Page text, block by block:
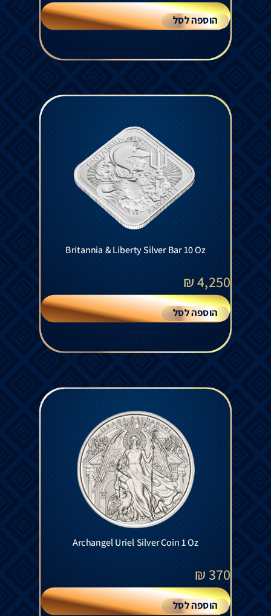
הוספה לסל
Britannia & Liberty Silver Bar 10 Oz
4,250
₪
הוספה לסל
Archangel Uriel Silver Coin 1 Oz
370
₪
הוספה לסל